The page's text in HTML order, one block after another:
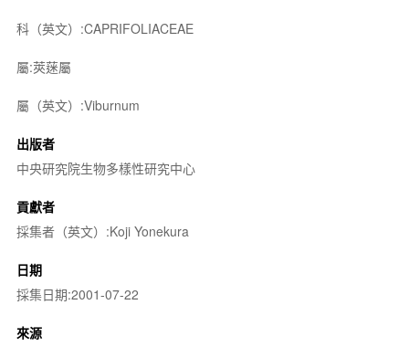
科（英文）:CAPRIFOLIACEAE
屬:莢蒾屬
屬（英文）:Viburnum
出版者
中央研究院生物多樣性研究中心
貢獻者
採集者（英文）:Koji Yonekura
日期
採集日期:2001-07-22
來源